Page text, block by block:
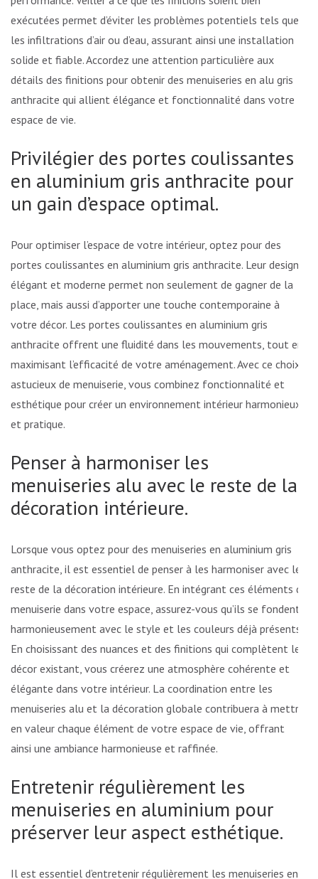
exécutées permet d’éviter les problèmes potentiels tels que
les infiltrations d’air ou d’eau, assurant ainsi une installation
solide et fiable. Accordez une attention particulière aux
détails des finitions pour obtenir des menuiseries en alu gris
anthracite qui allient élégance et fonctionnalité dans votre
espace de vie.
Privilégier des portes coulissantes
en aluminium gris anthracite pour
un gain d’espace optimal.
Pour optimiser l’espace de votre intérieur, optez pour des
portes coulissantes en aluminium gris anthracite. Leur design
élégant et moderne permet non seulement de gagner de la
place, mais aussi d’apporter une touche contemporaine à
votre décor. Les portes coulissantes en aluminium gris
anthracite offrent une fluidité dans les mouvements, tout en
maximisant l’efficacité de votre aménagement. Avec ce choix
astucieux de menuiserie, vous combinez fonctionnalité et
esthétique pour créer un environnement intérieur harmonieux
et pratique.
Penser à harmoniser les
menuiseries alu avec le reste de la
décoration intérieure.
Lorsque vous optez pour des menuiseries en aluminium gris
anthracite, il est essentiel de penser à les harmoniser avec le
reste de la décoration intérieure. En intégrant ces éléments de
menuiserie dans votre espace, assurez-vous qu’ils se fondent
harmonieusement avec le style et les couleurs déjà présents.
En choisissant des nuances et des finitions qui complètent le
décor existant, vous créerez une atmosphère cohérente et
élégante dans votre intérieur. La coordination entre les
menuiseries alu et la décoration globale contribuera à mettre
en valeur chaque élément de votre espace de vie, offrant
ainsi une ambiance harmonieuse et raffinée.
Entretenir régulièrement les
menuiseries en aluminium pour
préserver leur aspect esthétique.
Il est essentiel d’entretenir régulièrement les menuiseries en